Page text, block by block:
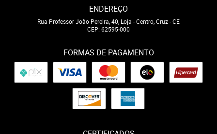
ENDEREÇO
Rua Professor João Pereira, 40, Loja -Centro, Cruz-CE
CEP: 62595-000
FORMAS DE PAGAMENTO